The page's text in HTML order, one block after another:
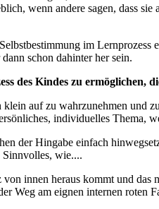
wenn andere sagen, dass
im
schon dahinter her sein.
des Kindes zu ermöglichen,
auf zu wahrzunehmen und
individuelles Thema,
der Hingabe einfach
wie....
innen heraus kommt und
Weg am eignen internen roten